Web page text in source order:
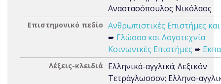
Αναστασόπουλος Νικόλαος
Επιστημονικό πεδίο Ανθρωπιστικές Επιστήμες
➨ Γλώσσα και Λογοτεχνία
Κοινωνικές Επιστήμες ➨
Λέξεις-κλειδιά
Ελληνικά-αγγλικά; Λεξικόν
Τετράγλωσσον; Ελληνο-